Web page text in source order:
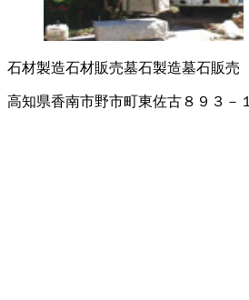
石材製造石材販売墓石製造墓石販売
高知県香南市野市町東佐古８９３－１